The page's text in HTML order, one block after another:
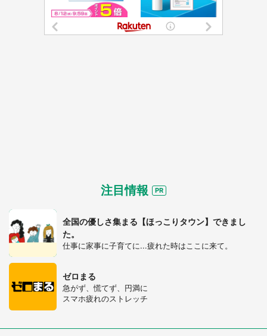
注目情報
全国の優しさ集まる【ほっこりタウン】できまし
た。
仕事に家事に子育てに...疲れた時はここに来て。
ゼロまる
急がず、慌てず、円満に
スマホ疲れのストレッチ